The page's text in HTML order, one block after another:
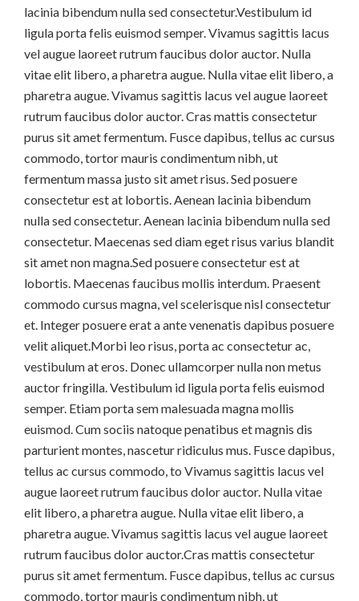
lacinia bibendum nulla sed consectetur.Vestibulum id
ligula porta felis euismod semper. Vivamus sagittis lacus
vel augue laoreet rutrum faucibus dolor auctor. Nulla
vitae elit libero, a pharetra augue. Nulla vitae elit libero, a
pharetra augue. Vivamus sagittis lacus vel augue laoreet
rutrum faucibus dolor auctor. Cras mattis consectetur
purus sit amet fermentum. Fusce dapibus, tellus ac cursus
commodo, tortor mauris condimentum nibh, ut
fermentum massa justo sit amet risus. Sed posuere
consectetur est at lobortis. Aenean lacinia bibendum
nulla sed consectetur. Aenean lacinia bibendum nulla sed
consectetur. Maecenas sed diam eget risus varius blandit
sit amet non magna.Sed posuere consectetur est at
lobortis. Maecenas faucibus mollis interdum. Praesent
commodo cursus magna, vel scelerisque nisl consectetur
et. Integer posuere erat a ante venenatis dapibus posuere
velit aliquet.Morbi leo risus, porta ac consectetur ac,
vestibulum at eros. Donec ullamcorper nulla non metus
auctor fringilla. Vestibulum id ligula porta felis euismod
semper. Etiam porta sem malesuada magna mollis
euismod. Cum sociis natoque penatibus et magnis dis
parturient montes, nascetur ridiculus mus. Fusce dapibus,
tellus ac cursus commodo, to Vivamus sagittis lacus vel
augue laoreet rutrum faucibus dolor auctor. Nulla vitae
elit libero, a pharetra augue. Nulla vitae elit libero, a
pharetra augue. Vivamus sagittis lacus vel augue laoreet
rutrum faucibus dolor auctor.Cras mattis consectetur
purus sit amet fermentum. Fusce dapibus, tellus ac cursus
commodo, tortor mauris condimentum nibh, ut